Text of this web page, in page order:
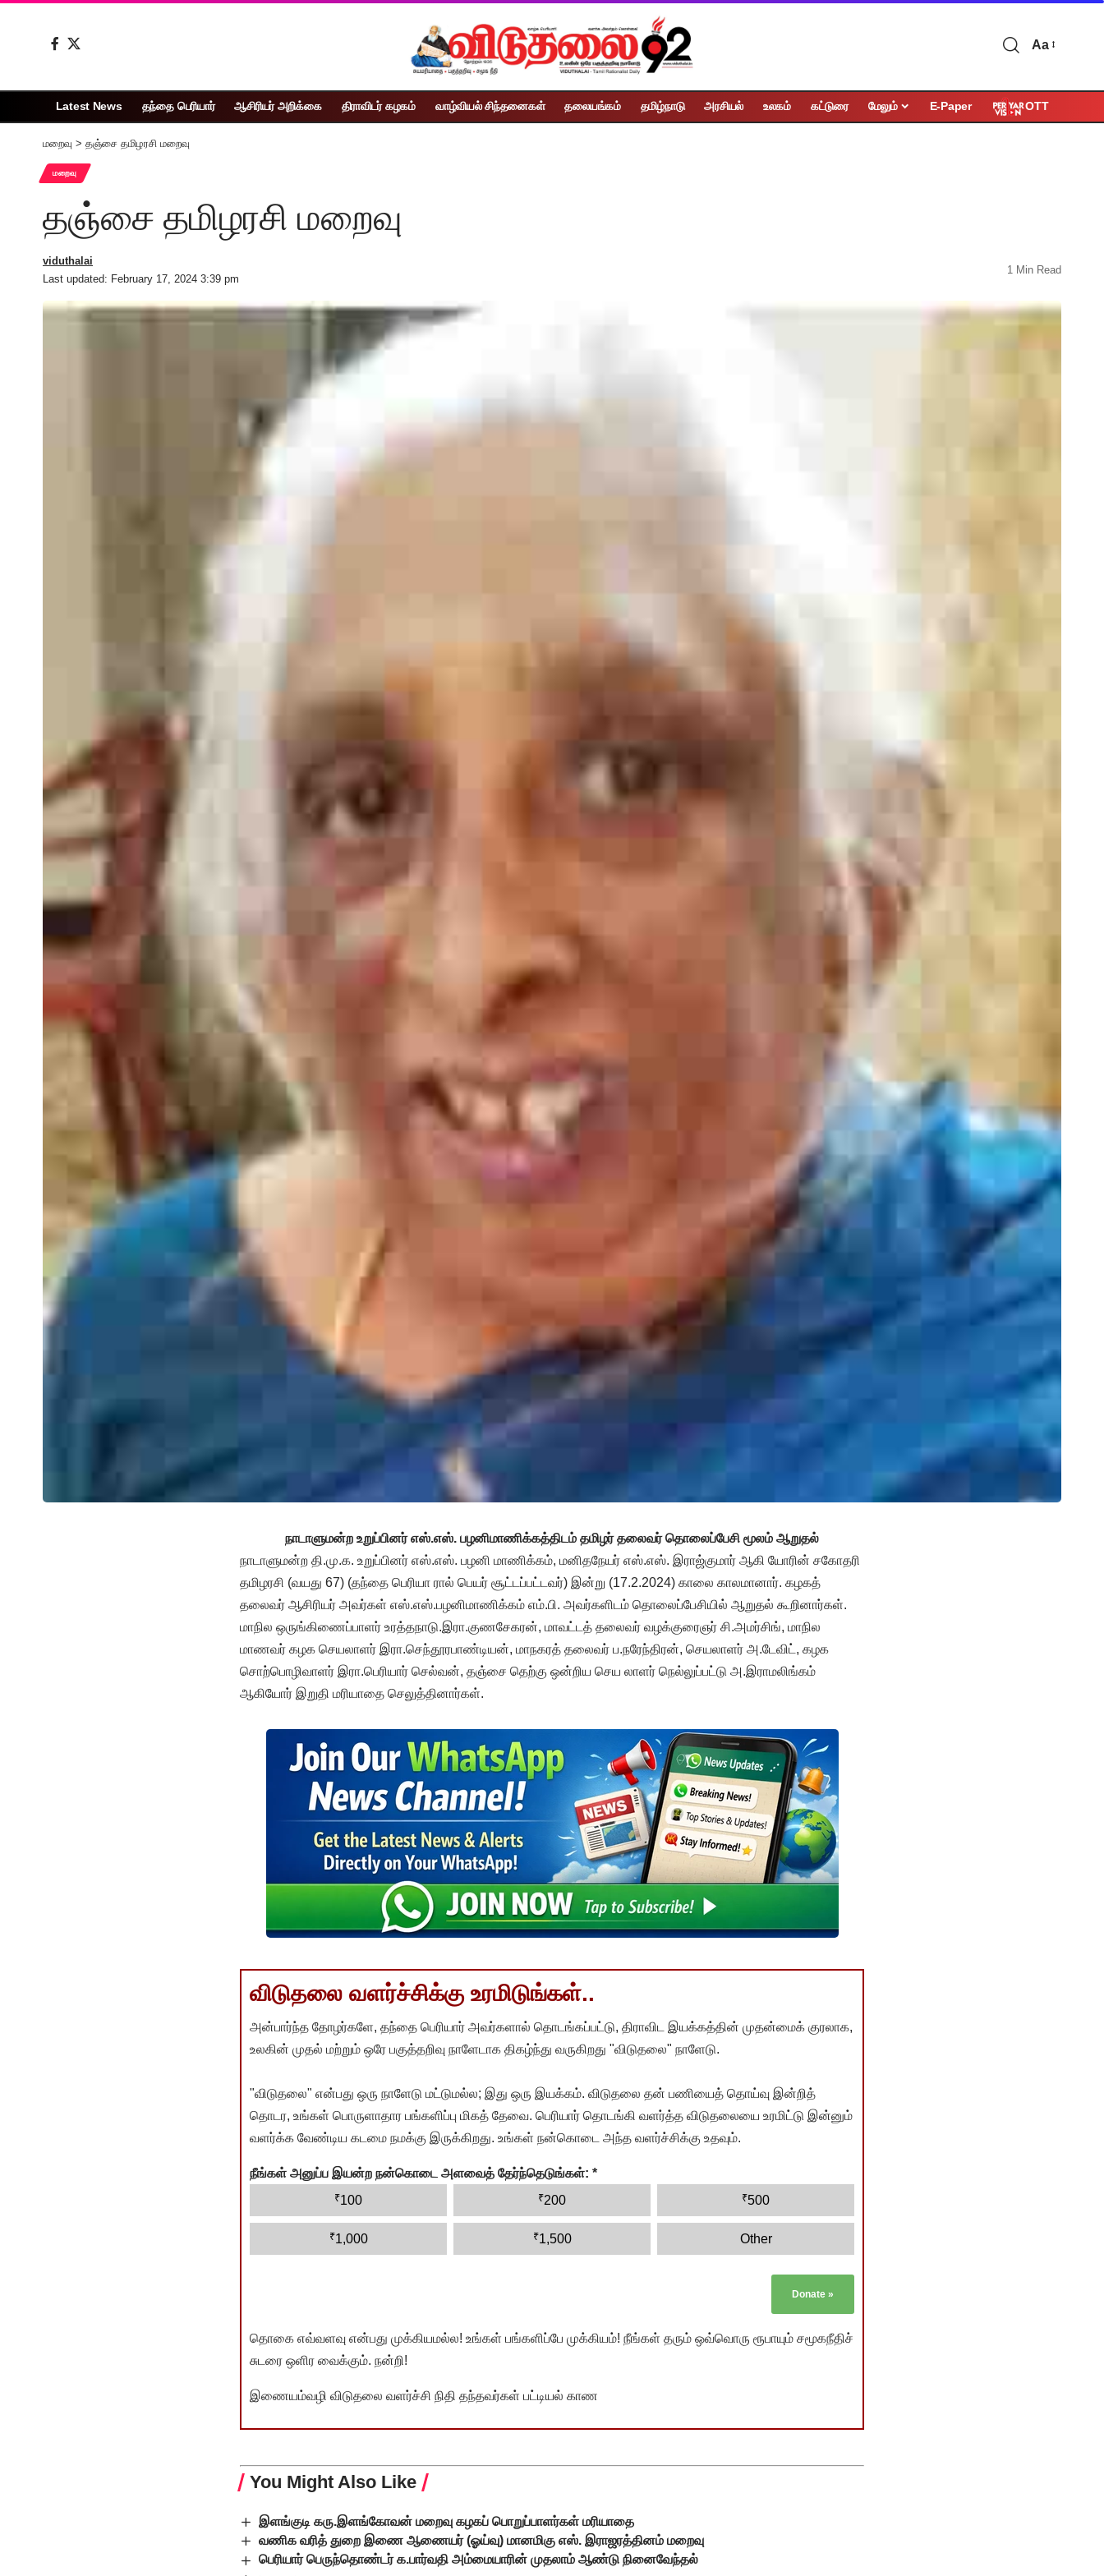
Aa
Latest News தந்தை பெரியார் ஆசிரியர் அறிக்கை திராவிடர் கழகம் வாழ்வியல் சிந்தனைகள் தலையங்கம் தமிழ்நாடு அரசியல் உலகம் கட்டுரை மேலும் E-Paper OTT
மறைவு > தஞ்சை தமிழரசி மறைவு
மறைவு
தஞ்சை தமிழரசி மறைவு
Last updated: February 17, 2024 3:39 pm
viduthalai
1 Min Read
நாடாளுமன்ற உறுப்பினர் எஸ்.எஸ். பழனிமாணிக்கத்திடம் தமிழர் தலைவர் தொலைப்பேசி மூலம் ஆறுதல்
நாடாளுமன்ற தி.மு.க. உறுப்பினர் எஸ்.எஸ். பழனி மாணிக்கம், மனிதநேயர் எஸ்.எஸ். இராஜ்குமார் ஆகி யோரின் சகோதரி
தமிழரசி (வயது 67) (தந்தை பெரியா ரால் பெயர் சூட்டப்பட்டவர்) இன்று (17.2.2024) காலை காலமானார். கழகத்
தலைவர் ஆசிரியர் அவர்கள் எஸ்.எஸ்.பழனிமாணிக்கம் எம்.பி. அவர்களிடம் தொலைப்பேசியில் ஆறுதல் கூறினார்கள்.
மாநில ஒருங்கிணைப்பாளர் உரத்தநாடு.இரா.குணசேகரன், மாவட்டத் தலைவர் வழக்குரைஞர் சி.அமர்சிங், மாநில
மாணவர் கழக செயலாளர் இரா.செந்தூரபாண்டியன், மாநகரத் தலைவர் ப.நரேந்திரன், செயலாளர் அ.டேவிட், கழக
சொற்பொழிவாளர் இரா.பெரியார் செல்வன், தஞ்சை தெற்கு ஒன்றிய செய லாளர் நெல்லுப்பட்டு அ.இராமலிங்கம்
ஆகியோர் இறுதி மரியாதை செலுத்தினார்கள்.
விடுதலை வளர்ச்சிக்கு உரமிடுங்கள்..
அன்பார்ந்த தோழர்களே, தந்தை பெரியார் அவர்களால் தொடங்கப்பட்டு, திராவிட இயக்கத்தின் முதன்மைக் குரலாக,
உலகின் முதல் மற்றும் ஒரே பகுத்தறிவு நாளேடாக திகழ்ந்து வருகிறது "விடுதலை" நாளேடு.
"விடுதலை" என்பது ஒரு நாளேடு மட்டுமல்ல; இது ஒரு இயக்கம். விடுதலை தன் பணியைத் தொய்வு இன்றித்
தொடர, உங்கள் பொருளாதார பங்களிப்பு மிகத் தேவை. பெரியார் தொடங்கி வளர்த்த விடுதலையை உரமிட்டு இன்னும்
வளர்க்க வேண்டிய கடமை நமக்கு இருக்கிறது. உங்கள் நன்கொடை அந்த வளர்ச்சிக்கு உதவும்.
நீங்கள் அனுப்ப இயன்ற நன்கொடை அளவைத் தேர்ந்தெடுங்கள்: *
₹100 ₹200 ₹500
₹1,000 ₹1,500 Other
Donate »
தொகை எவ்வளவு என்பது முக்கியமல்ல! உங்கள் பங்களிப்பே முக்கியம்! நீங்கள் தரும் ஒவ்வொரு ரூபாயும் சமூகநீதிச்
சுடரை ஒளிர வைக்கும். நன்றி!
இணையம்வழி விடுதலை வளர்ச்சி நிதி தந்தவர்கள் பட்டியல் காண
You Might Also Like
இளங்குடி கரு.இளங்கோவன் மறைவு கழகப் பொறுப்பாளர்கள் மரியாதை
வணிக வரித் துறை இணை ஆணையர் (ஓய்வு) மானமிகு எஸ். இராஜரத்தினம் மறைவு
பெரியார் பெருந்தொண்டர் க.பார்வதி அம்மையாரின் முதலாம் ஆண்டு நினைவேந்தல்